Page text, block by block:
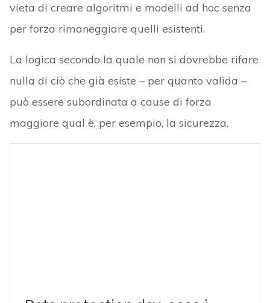
vieta di creare algoritmi e modelli ad hoc senza
per forza rimaneggiare quelli esistenti.
La logica secondo la quale non si dovrebbe rifare
nulla di ciò che già esiste – per quanto valida –
può essere subordinata a cause di forza
maggiore qual è, per esempio, la sicurezza.